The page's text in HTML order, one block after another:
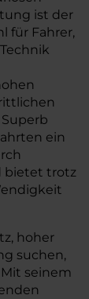
ist der
für Fahrer,
ein
bietet trotz
hoher
suchen,
seinem